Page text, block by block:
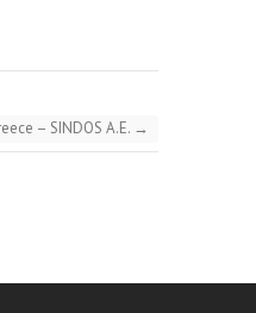
– SINDOS A.E. →